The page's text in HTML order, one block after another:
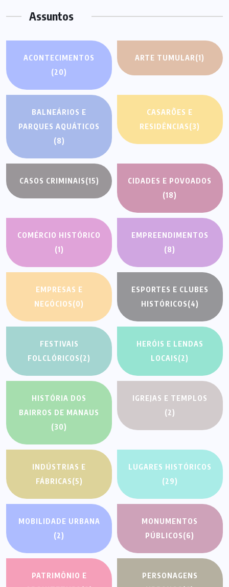
Assuntos
ACONTECIMENTOS
(20)
ARTE TUMULAR(1)
BALNEÁRIOS E
PARQUES AQUÁTICOS
(8)
CASARÕES E
RESIDÊNCIAS(3)
CASOS CRIMINAIS(15)
CIDADES E POVOADOS
(18)
COMÉRCIO HISTÓRICO
(1)
EMPREENDIMENTOS
(8)
EMPRESAS E
NEGÓCIOS(0)
ESPORTES E CLUBES
HISTÓRICOS(4)
FESTIVAIS
FOLCLÓRICOS(2)
HERÓIS E LENDAS
LOCAIS(2)
HISTÓRIA DOS
BAIRROS DE MANAUS
(30)
IGREJAS E TEMPLOS
(2)
INDÚSTRIAS E
FÁBRICAS(5)
LUGARES HISTÓRICOS
(29)
MOBILIDADE URBANA
(2)
MONUMENTOS
PÚBLICOS(6)
PATRIMÔNIO E
PERSONAGENS